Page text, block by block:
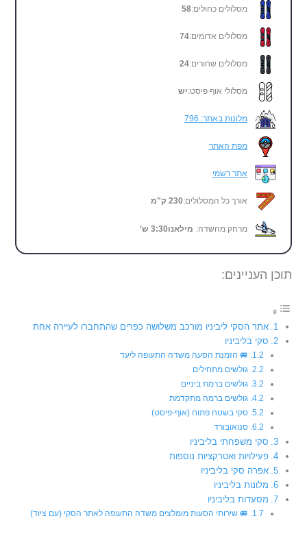
מלונות באתר: 796
מסלולים כחולים:58
מפת האתר
מסלולים אדומים:74
אתר רשמי
מסלולים שחורים:24
אורך כל המסלולים:230 ק"מ
מסלולי אוף פיסט:יש
מרחק מהשדה: מילאנו3:30 ש'
תוכן העניינים:
אתר הסקי ליביניו מורכב משלושה כפרים שהתחברו לעיירה אחת
סקי בליביניו
🚐 הזמנת הסעה משדה התעופה ליעד
גולשים מתחילים
גולשים ברמת ביניים
גולשים ברמה מתקדמת
סקי בשטח פתוח (אוף-פיסט)
סנואובורד
סקי משפחתי בליביניו
פעילויות ואטרקציות נוספות
אפרה סקי בליביניו
מלונות בליביניו
מסעדות בליביניו
🚐 שירותי הסעות מומלצים משדה התעופה לאתר הסקי (עם ציוד)